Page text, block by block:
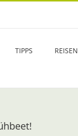
TIPPS REISEN